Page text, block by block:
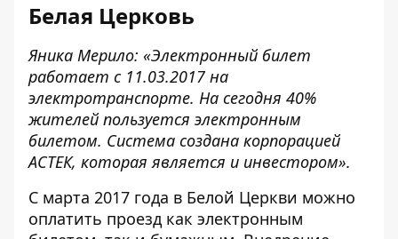
Белая Церковь
Яника Мерило: «Электронный билет
работает с 11.03.2017 на
электротранспорте. На сегодня 40%
жителей пользуется электронным
билетом. Система создана корпорацией
АСТЕК, которая является и инвестором».
С марта 2017 года в Белой Церкви можно
оплатить проезд как электронным